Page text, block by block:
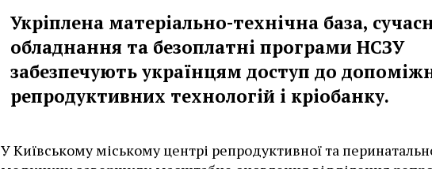
Укріплена матеріально-технічна база,
обладнання та безоплатні програми НСЗУ
забезпечують українцям доступ до
репродуктивних технологій і кріобанку.
У Київському міському центрі репродуктивної та